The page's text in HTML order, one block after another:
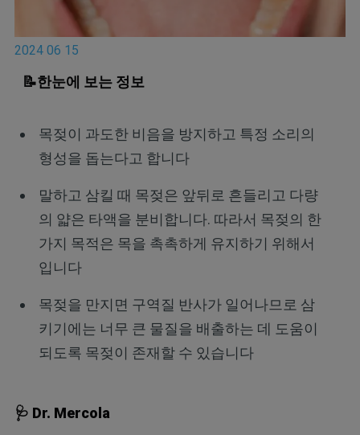
2024 06 15
📝한눈에 보는 정보
목젖이 과도한 비음을 방지하고 특정 소리의
형성을 돕는다고 합니다
말하고 삼킬 때 목젖은 앞뒤로 흔들리고 다량
의 얇은 타액을 분비합니다. 따라서 목젖의 한
가지 목적은 목을 촉촉하게 유지하기 위해서
입니다
목젖을 만지면 구역질 반사가 일어나므로 삼
키기에는 너무 큰 물질을 배출하는 데 도움이
되도록 목젖이 존재할 수 있습니다
🩺 Dr. Mercola